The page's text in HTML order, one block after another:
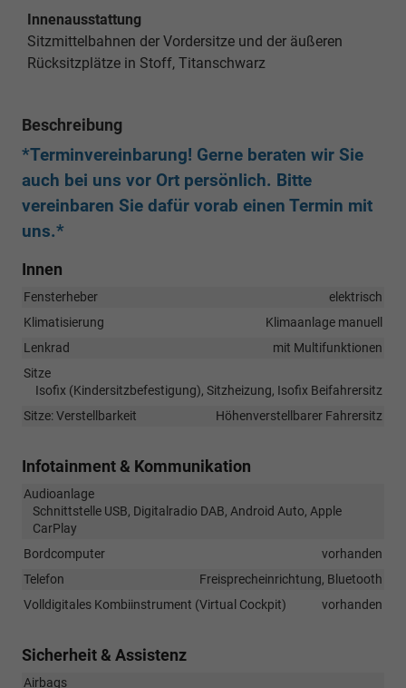
Innenausstattung
Sitzmittelbahnen der Vordersitze und der äußeren
Rücksitzplätze in Stoff, Titanschwarz
Beschreibung
*Terminvereinbarung! Gerne beraten wir Sie
auch bei uns vor Ort persönlich. Bitte
vereinbaren Sie dafür vorab einen Termin mit
uns.*
Innen
Fensterheber
elektrisch
Klimatisierung
Klimaanlage manuell
Lenkrad
mit Multifunktionen
Sitze
Isofix (Kindersitzbefestigung), Sitzheizung, Isofix Beifahrersitz
Sitze: Verstellbarkeit
Höhenverstellbarer Fahrersitz
Infotainment & Kommunikation
Audioanlage
Schnittstelle USB, Digitalradio DAB, Android Auto, Apple
CarPlay
Bordcomputer
vorhanden
Telefon
Freisprecheinrichtung, Bluetooth
Volldigitales Kombiinstrument (Virtual Cockpit)
vorhanden
Sicherheit & Assistenz
Airbags